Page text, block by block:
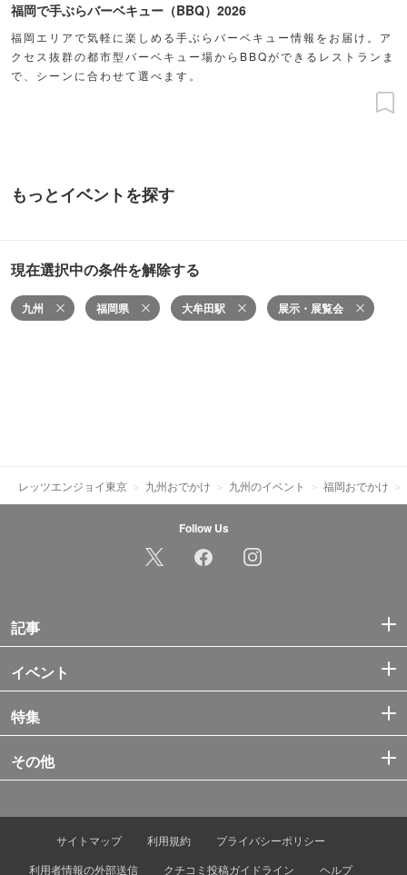
福岡で手ぶらバーベキュー（BBQ）2026
福岡エリアで気軽に楽しめる手ぶらバーベキュー情報をお届け。ア
クセス抜群の都市型バーベキュー場からBBQができるレストランま
で、シーンに合わせて選べます。
もっとイベントを探す
現在選択中の条件を解除する
九州 福岡県 大牟田駅 展示・展覧会
レッツエンジョイ東京 九州おでかけ 九州のイベント 福岡おでかけ
Follow Us
記事
イベント
特集
その他
サイトマップ 利用規約
プライバシーポリシー
利用者情報の外部送信
クチコミ投稿ガイドライン ヘルプ